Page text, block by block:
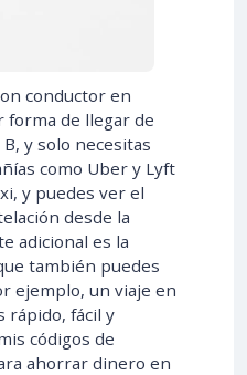
conductor en
forma de llegar de
y solo necesitas
como Uber y Lyft
y puedes ver el
desde la
adicional es la
también puedes
ejemplo, un viaje en
rápido, fácil y
códigos de
ahorrar dinero en